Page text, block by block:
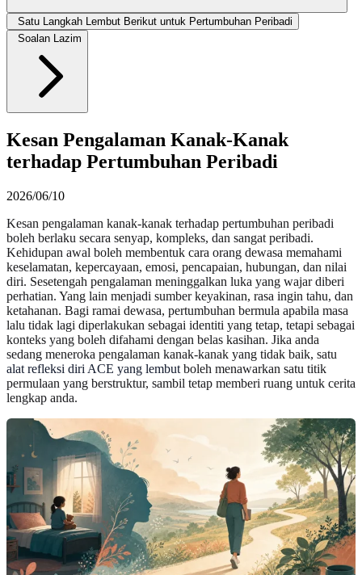
Satu Langkah Lembut Berikut untuk Pertumbuhan Peribadi
Soalan Lazim
Kesan Pengalaman Kanak-Kanak
terhadap Pertumbuhan Peribadi
2026/06/10
Kesan pengalaman kanak-kanak terhadap pertumbuhan peribadi
boleh berlaku secara senyap, kompleks, dan sangat peribadi.
Kehidupan awal boleh membentuk cara orang dewasa memahami
keselamatan, kepercayaan, emosi, pencapaian, hubungan, dan nilai
diri. Sesetengah pengalaman meninggalkan luka yang wajar diberi
perhatian. Yang lain menjadi sumber keyakinan, rasa ingin tahu, dan
ketahanan. Bagi ramai dewasa, pertumbuhan bermula apabila masa
lalu tidak lagi diperlakukan sebagai identiti yang tetap, tetapi sebagai
konteks yang boleh difahami dengan belas kasihan. Jika anda
sedang meneroka pengalaman kanak-kanak yang tidak baik, satu
alat refleksi diri ACE yang lembut boleh menawarkan satu titik
permulaan yang berstruktur, sambil tetap memberi ruang untuk cerita
lengkap anda.